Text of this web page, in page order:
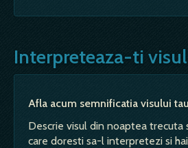
Interpreteaza-ti
Afla acum semnificatia visului
Descrie visul din noaptea trecuta
care doresti sa-l interpretezi si